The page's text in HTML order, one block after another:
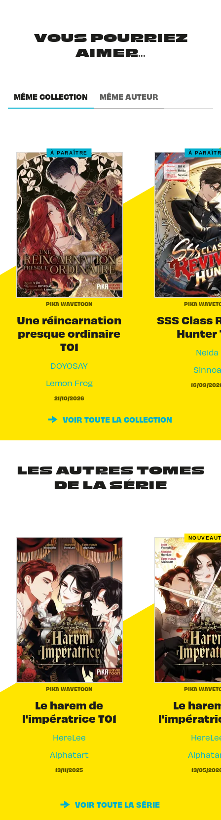
VOUS POURRIEZ
AIMER...
MÊME COLLECTION MÊME AUTEUR
À PARAÎTRE
PIKA WAVETOON
Une réincarnation
presque ordinaire
T01
DOYOSAY
Lemon Frog
21/10/2026
À
PIKA
SSS Class
Hunter
Neida
Sinnoa
16/09/
VOIR TOUTE LA COLLECTION
LES AUTRES TOMES
DE LA SÉRIE
PIKA WAVETOON
Le harem de
l'impératrice T01
HereLee
Alphatart
13/11/2025
PIKA
Le
13/05/
VOIR TOUTE LA SÉRIE